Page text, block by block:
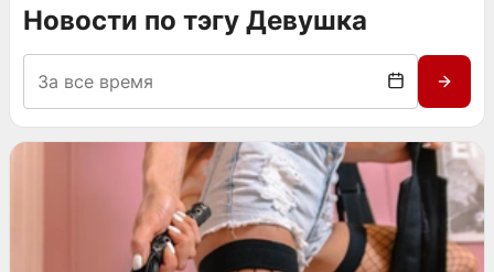
Новости по тэгу Девушка